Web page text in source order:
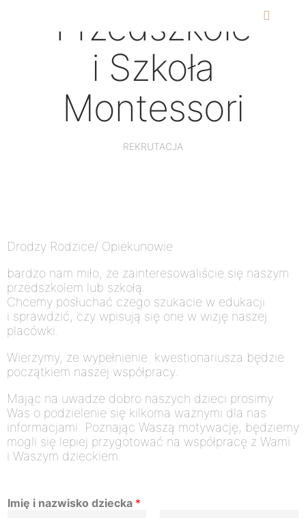
Przedszkole
i Szkoła
Montessori
REKRUTACJA
Drodzy Rodzice/ Opiekunowie
bardzo nam miło, że zainteresowaliście się naszym
przedszkolem lub szkołą.
Chcemy posłuchać czego szukacie w edukacji
i sprawdzić, czy wpisują się one w wizję naszej
placówki.
Wierzymy, że wypełnienie kwestionariusza będzie
początkiem naszej współpracy.
Mając na uwadze dobro naszych dzieci prosimy
Was o podzielenie się kilkoma ważnymi dla nas
informacjami. Poznając Waszą motywację, będziemy
mogli się lepiej przygotować na współpracę z Wami
i Waszym dzieckiem.
Imię i nazwisko dziecka *